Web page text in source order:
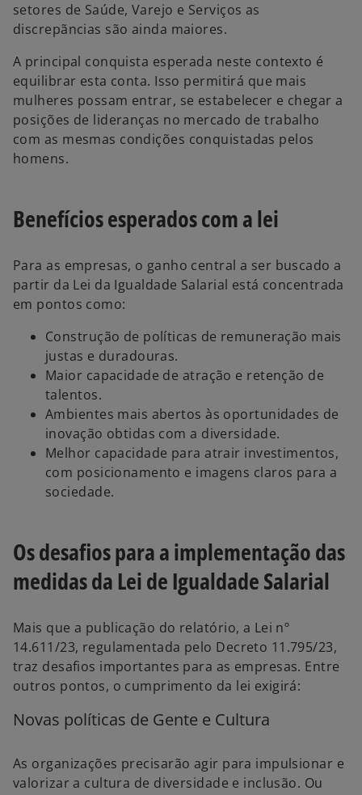
setores de Saúde, Varejo e Serviços as
discrepãncias são ainda maiores.
A principal conquista esperada neste contexto é
equilibrar esta conta. Isso permitirá que mais
mulheres possam entrar, se estabelecer e chegar a
posições de lideranças no mercado de trabalho
com as mesmas condições conquistadas pelos
homens.
Benefícios esperados com a lei
Para as empresas, o ganho central a ser buscado a
partir da Lei da Igualdade Salarial está concentrada
em pontos como:
Construção de políticas de remuneração mais
justas e duradouras.
Maior capacidade de atração e retenção de
talentos.
Ambientes mais abertos às oportunidades de
inovação obtidas com a diversidade.
Melhor capacidade para atrair investimentos,
com posicionamento e imagens claros para a
sociedade.
Os desafios para a implementação das
medidas da Lei de Igualdade Salarial
Mais que a publicação do relatório, a Lei nº
14.611/23, regulamentada pelo Decreto 11.795/23,
traz desafios importantes para as empresas. Entre
outros pontos, o cumprimento da lei exigirá:
Novas políticas de Gente e Cultura
As organizações precisarão agir para impulsionar e
valorizar a cultura de diversidade e inclusão. Ou